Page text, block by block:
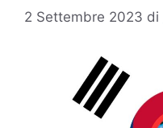
2 Settembre 2023 di